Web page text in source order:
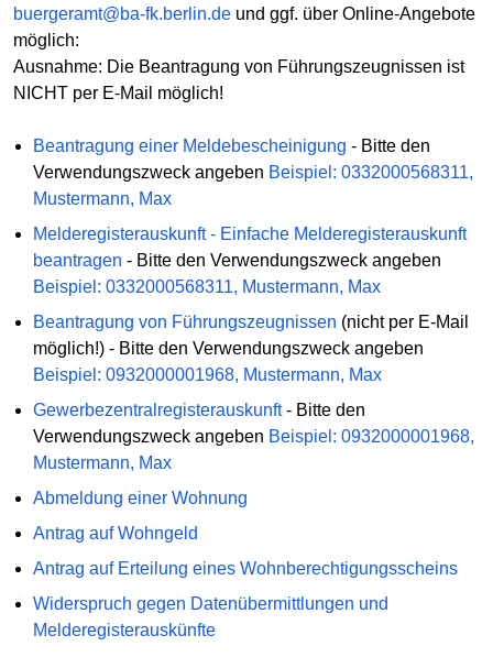
buergeramt@ba-fk.berlin.de und ggf. über Online-Angebote
möglich:
Ausnahme: Die Beantragung von Führungszeugnissen ist
NICHT per E-Mail möglich!
Beantragung einer Meldebescheinigung - Bitte den
Verwendungszweck angeben Beispiel: 0332000568311,
Mustermann, Max
Melderegisterauskunft - Einfache Melderegisterauskunft
beantragen - Bitte den Verwendungszweck angeben
Beispiel: 0332000568311, Mustermann, Max
Beantragung von Führungszeugnissen (nicht per E-Mail
möglich!) - Bitte den Verwendungszweck angeben
Beispiel: 0932000001968, Mustermann, Max
Gewerbezentralregisterauskunft- Bitte den
Verwendungszweck angeben Beispiel: 0932000001968,
Mustermann, Max
Abmeldung einer Wohnung
Antrag auf Wohngeld
Antrag auf Erteilung eines Wohnberechtigungsscheins
Widerspruch gegen Datenübermittlungen und
Melderegisterauskünfte